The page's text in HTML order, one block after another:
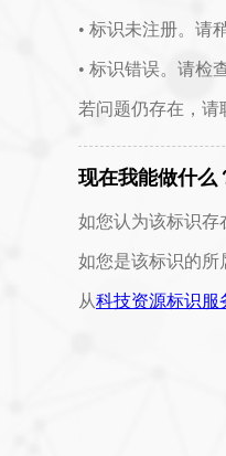
• 标识未注册。请
• 标识错误。请检
若问题仍存在，请
现在我能做什么
如您认为该标识存
如您是该标识的所
从科技资源标识服